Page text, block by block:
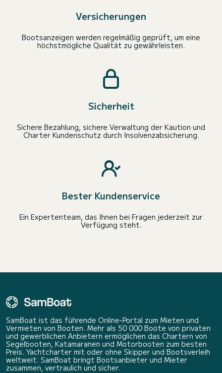
Versicherungen
Bootsanzeigen werden regelmäßig geprüft, um eine
höchstmögliche Qualität zu gewährleisten.
Sicherheit
Sichere Bezahlung, sichere Verwaltung der Kaution und
Charter Kundenschutz durch Insolvenzabsicherung.
Bester Kundenservice
Ein Expertenteam, das Ihnen bei Fragen jederzeit zur
Verfügung steht.
SamBoat ist das führende Online-Portal zum Mieten und
Vermieten von Booten. Mehr als 50 000 Boote von privaten
und gewerblichen Anbietern ermöglichen das Chartern von
Segelbooten, Katamaranen und Motorbooten zum besten
Preis. Yachtcharter mit oder ohne Skipper und Bootsverleih
weltweit. SamBoat bringt Bootsanbieter und Mieter
zusammen, vertraulich und sicher.